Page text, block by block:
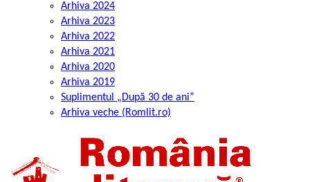
Arhiva 2024
Arhiva 2023
Arhiva 2022
Arhiva 2021
Arhiva 2020
Arhiva 2019
Suplimentul „După 30 de ani”
Arhiva veche (Romlit.ro)